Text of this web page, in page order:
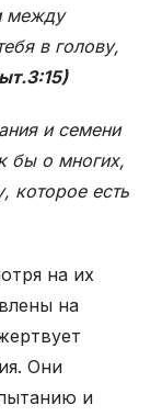
между
в голову,
и семени
бы о многих,
которое есть
на их
на
Они
и